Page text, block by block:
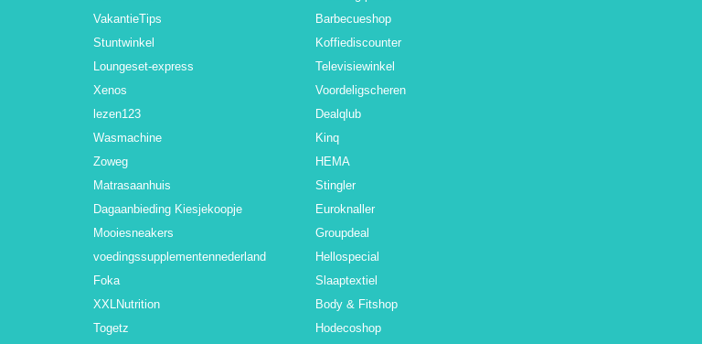
VakantieTips
Stuntwinkel
Loungeset-express
Xenos
lezen123
Wasmachine
Zoweg
Matrasaanhuis
Dagaanbieding Kiesjekoopje
Mooiesneakers
voedingssupplementennederland
Foka
XXLNutrition
Togetz
Barbecueshop
Koffiediscounter
Televisiewinkel
Voordeligscheren
Dealqlub
Kinq
HEMA
Stingler
Euroknaller
Groupdeal
Hellospecial
Slaaptextiel
Body & Fitshop
Hodecoshop